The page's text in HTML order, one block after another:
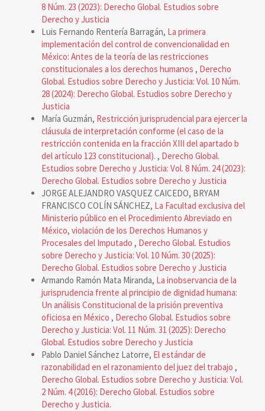
8 Núm. 23 (2023): Derecho Global. Estudios sobre
Derecho y Justicia
Luis Fernando Rentería Barragán, La primera
implementación del control de convencionalidad en
México: Antes de la teoría de las restricciones
constitucionales a los derechos humanos , Derecho
Global. Estudios sobre Derecho y Justicia: Vol. 10 Núm.
28 (2024): Derecho Global. Estudios sobre Derecho y
Justicia
María Guzmán, Restricción jurisprudencial para ejercer la
cláusula de interpretación conforme (el caso de la
restricción contenida en la fracción XIII del apartado b
del artículo 123 constitucional). , Derecho Global.
Estudios sobre Derecho y Justicia: Vol. 8 Núm. 24 (2023):
Derecho Global. Estudios sobre Derecho y Justicia
JORGE ALEJANDRO VASQUEZ CAICEDO, BRYAM
FRANCISCO COLÍN SÁNCHEZ, La Facultad exclusiva del
Ministerio público en el Procedimiento Abreviado en
México, violación de los Derechos Humanos y
Procesales del Imputado , Derecho Global. Estudios
sobre Derecho y Justicia: Vol. 10 Núm. 30 (2025):
Derecho Global. Estudios sobre Derecho y Justicia
Armando Ramón Mata Miranda, La inobservancia de la
jurisprudencia frente al principio de dignidad humana:
Un análisis Constitucional de la prisión preventiva
oficiosa en México , Derecho Global. Estudios sobre
Derecho y Justicia: Vol. 11 Núm. 31 (2025): Derecho
Global. Estudios sobre Derecho y Justicia
Pablo Daniel Sánchez Latorre, El estándar de
razonabilidad en el razonamiento del juez del trabajo ,
Derecho Global. Estudios sobre Derecho y Justicia: Vol.
2 Núm. 4 (2016): Derecho Global. Estudios sobre
Derecho y Justicia.